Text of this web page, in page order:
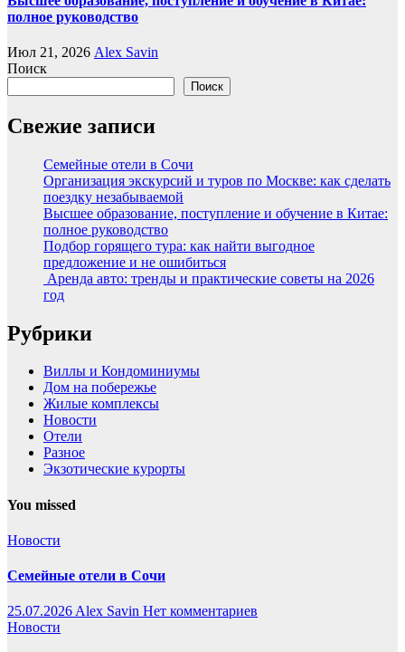
полное руководство
Июл 21, 2026 Alex Savin
Поиск
Поиск
Свежие записи
Семейные отели в Сочи
Организация экскурсий и туров по Москве: как сделать
поездку незабываемой
Высшее образование, поступление и обучение в Китае:
полное руководство
Подбор горящего тура: как найти выгодное
предложение и не ошибиться
Аренда авто: тренды и практические советы на 2026
год
Рубрики
Виллы и Кондоминиумы
Дом на побережье
Жилые комплексы
Новости
Отели
Разное
Экзотические курорты
You missed
Новости
Семейные отели в Сочи
25.07.2026Alex Savin Нет комментариев
Новости